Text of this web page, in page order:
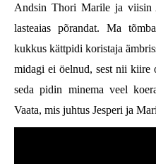
Andsin Thori Marile ja viisin
lasteaias põrandat. Ma
kukkus kättpidi koristaja
midagi ei öelnud, sest nii kiire
seda pidin minema veel
Vaata, mis juhtus Jesperi ja